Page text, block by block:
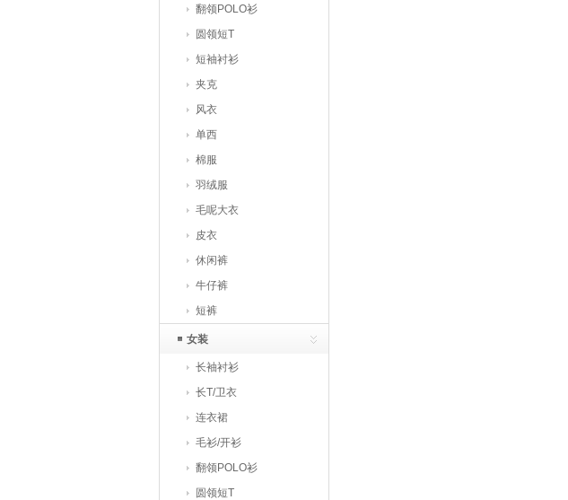
翻领POLO衫
圆领短T
短袖衬衫
夹克
风衣
单西
棉服
羽绒服
毛呢大衣
皮衣
休闲裤
牛仔裤
短裤
女装
长袖衬衫
长T/卫衣
连衣裙
毛衫/开衫
翻领POLO衫
圆领短T